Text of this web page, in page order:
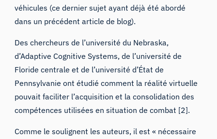
véhicules (ce dernier sujet ayant déjà été abordé
dans un précédent article de blog).
Des chercheurs de l’université du Nebraska,
d’Adaptive Cognitive Systems, de l’université de
Floride centrale et de l’université d’État de
Pennsylvanieont étudié comment la réalité virtuelle
pouvait faciliter l’acquisition et la consolidation des
compétences utilisées en situation de combat [2].
Comme le soulignent les auteurs, il est « nécessaire